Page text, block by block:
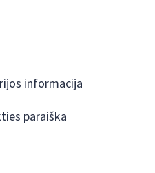
informacija
paraiška